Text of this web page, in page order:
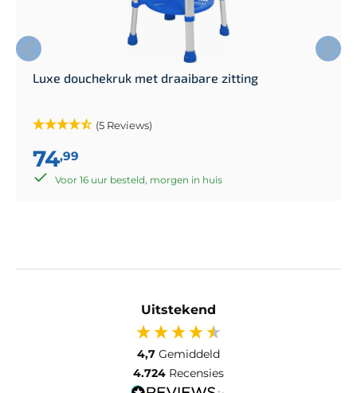
Luxe douchekruk met draaibare zitting
(5 Reviews)
74,99
Voor 16 uur besteld, morgen in huis
Uitstekend
4,7 Gemiddeld
4.724 Recensies